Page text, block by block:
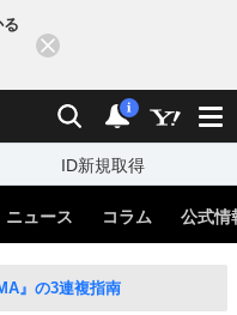
検索 通知
i
ID新規取得
ニュース コラム 公式情
』の3連複指南